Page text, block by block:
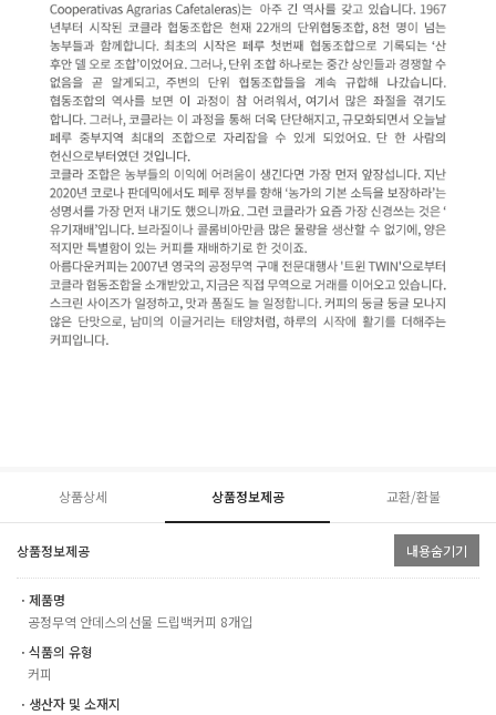
상품상세 상품정보제공 교환/환불
상품정보제공 내용숨기기
ㆍ제품명
공정무역 안데스의선물 드립백커피 8개입
ㆍ식품의 유형
커피
ㆍ생산자 및 소재지